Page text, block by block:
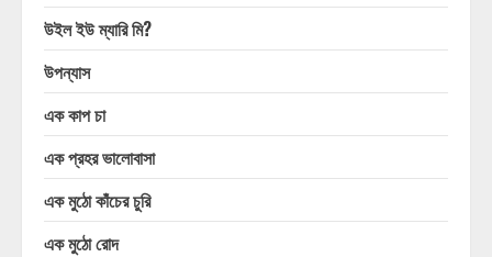
উইল ইউ ম্যারি মি?
উপন্যাস
এক কাপ চা
এক প্রহর ভালোবাসা
এক মুঠো কাঁচের চুরি
এক মুঠো রোদ